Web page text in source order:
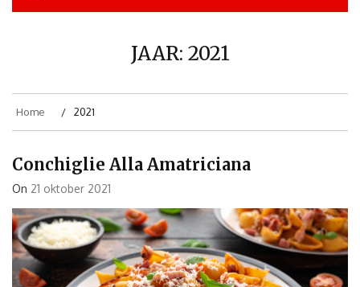
JAAR: 2021
Home 2021
Conchiglie Alla Amatriciana
On 21 oktober 2021